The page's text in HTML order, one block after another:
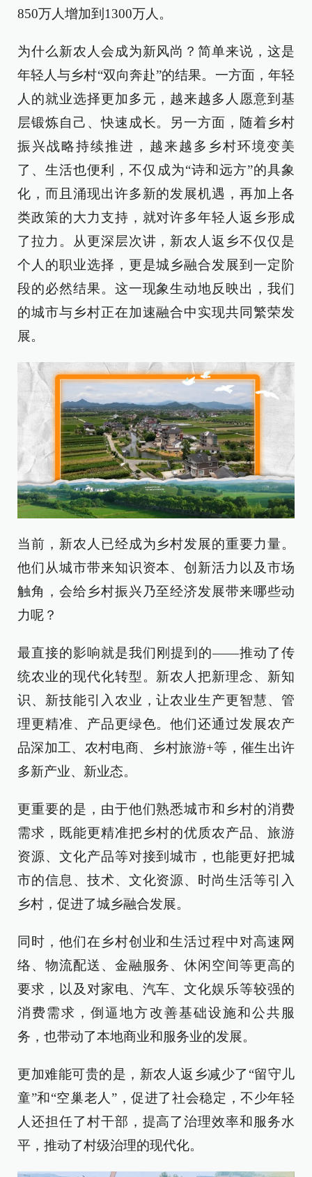
850万人增加到1300万人。
为什么新农人会成为新风尚？简单来说，这是
年轻人与乡村“双向奔赴”的结果。一方面，年轻
人的就业选择更加多元，越来越多人愿意到基
层锻炼自己、快速成长。另一方面，随着乡村
振兴战略持续推进，越来越多乡村环境变美
了、生活也便利，不仅成为“诗和远方”的具象
化，而且涌现出许多新的发展机遇，再加上各
类政策的大力支持，就对许多年轻人返乡形成
了拉力。从更深层次讲，新农人返乡不仅仅是
个人的职业选择，更是城乡融合发展到一定阶
段的必然结果。这一现象生动地反映出，我们
的城市与乡村正在加速融合中实现共同繁荣发
展。
当前，新农人已经成为乡村发展的重要力量。
他们从城市带来知识资本、创新活力以及市场
触角，会给乡村振兴乃至经济发展带来哪些动
力呢？
最直接的影响就是我们刚提到的——推动了传
统农业的现代化转型。新农人把新理念、新知
识、新技能引入农业，让农业生产更智慧、管
理更精准、产品更绿色。他们还通过发展农产
品深加工、农村电商、乡村旅游+等，催生出许
多新产业、新业态。
更重要的是，由于他们熟悉城市和乡村的消费
需求，既能更精准把乡村的优质农产品、旅游
资源、文化产品等对接到城市，也能更好把城
市的信息、技术、文化资源、时尚生活等引入
乡村，促进了城乡融合发展。
同时，他们在乡村创业和生活过程中对高速网
络、物流配送、金融服务、休闲空间等更高的
要求，以及对家电、汽车、文化娱乐等较强的
消费需求，倒逼地方改善基础设施和公共服
务，也带动了本地商业和服务业的发展。
更加难能可贵的是，新农人返乡减少了“留守儿
童”和“空巢老人”，促进了社会稳定，不少年轻
人还担任了村干部，提高了治理效率和服务水
平，推动了村级治理的现代化。